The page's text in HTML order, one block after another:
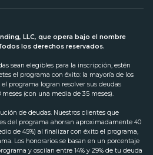
LLC, que opera bajo el nombre
los derechos reservados.
sean elegibles para la inscripción, estén
el programa con éxito: la mayoría de los
programa logran resolver sus deudas
(con una media de 35 meses).
de deudas. Nuestros clientes que
del programa ahorran aproximadamente 40
de 45%) al finalizar con éxito el programa,
Los honorarios se basan en un porcentaje
y oscilan entre 14% y 29% de tu deuda